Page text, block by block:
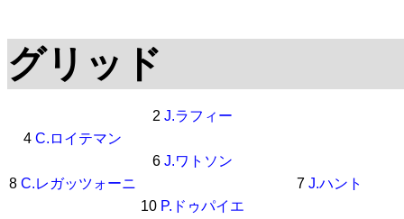
グリッド
2 J.ラフィー
4 C.ロイテマン
6 J.ワトソン
8 C.レガッツォーニ 7 J.ハント
10 P.ドゥパイエ